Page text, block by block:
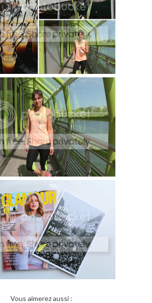
Vous aimerez aussi :